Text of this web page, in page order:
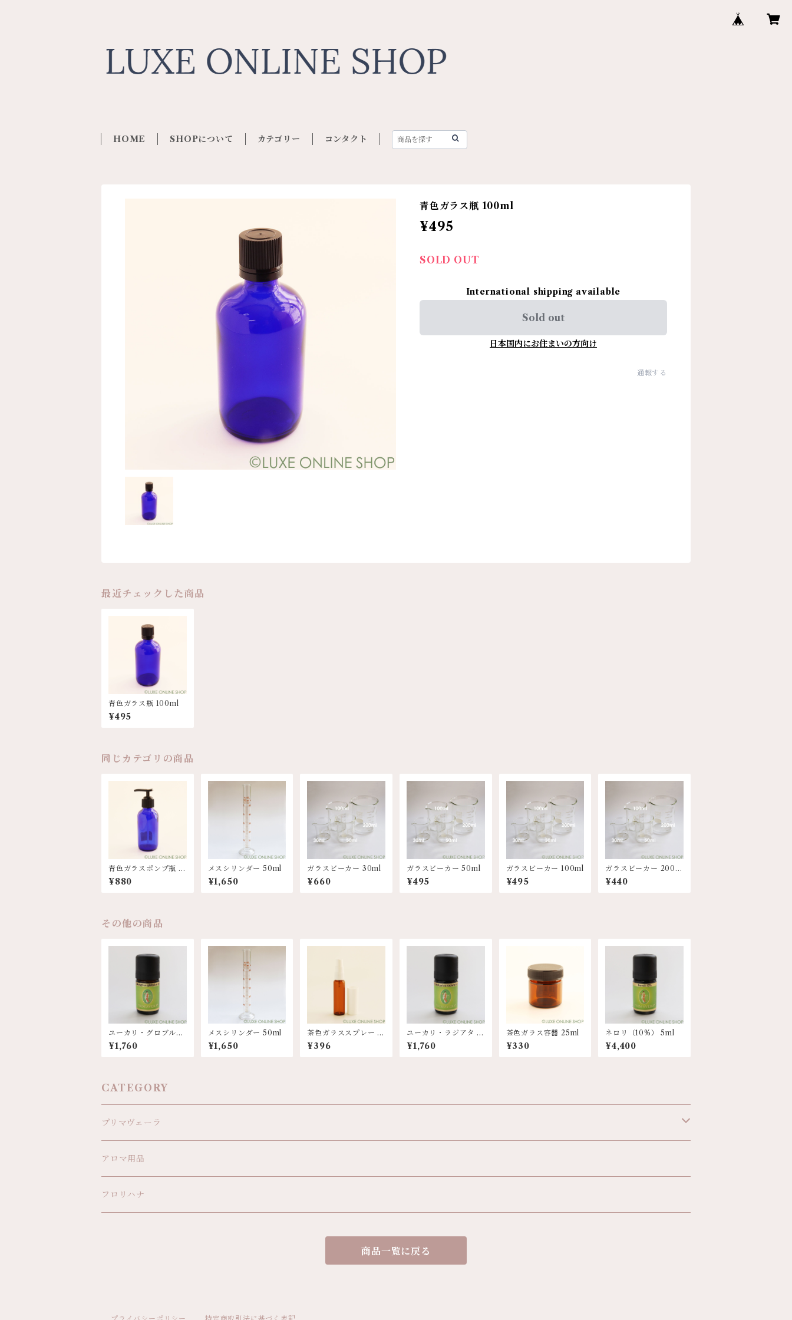
HOME SHOPについて カテゴリー コンタクト
青色ガラス瓶 100ml
¥495
SOLD OUT
International shipping available
Sold out
日本国内にお住まいの方向け
通報する
最近チェックした商品
青色ガラス瓶 100ml
¥495
同じカテゴリの商品
青色ガラスポンプ瓶 12
0ml
¥880
メスシリンダー 50ml
¥1,650
ガラスビーカー 30ml
¥660
ガラスビーカー 50ml
¥495
ガラスビーカー 100ml
¥495
ガラスビーカー 200m
l¥440
その他の商品
ユーカリ・グロブルス
bio 5ml
¥1,760
メスシリンダー 50ml
¥1,650
茶色ガラススプレー 5
ml
¥396
ユーカリ・ラジアタ bi
o 5ml
¥1,760
茶色ガラス容器 25ml
¥330
ネロリ（10%） 5ml
¥4,400
CATEGORY
プリマヴェーラ
精油
植物オイル
アロマ用品
フロリハナ
商品一覧に戻る